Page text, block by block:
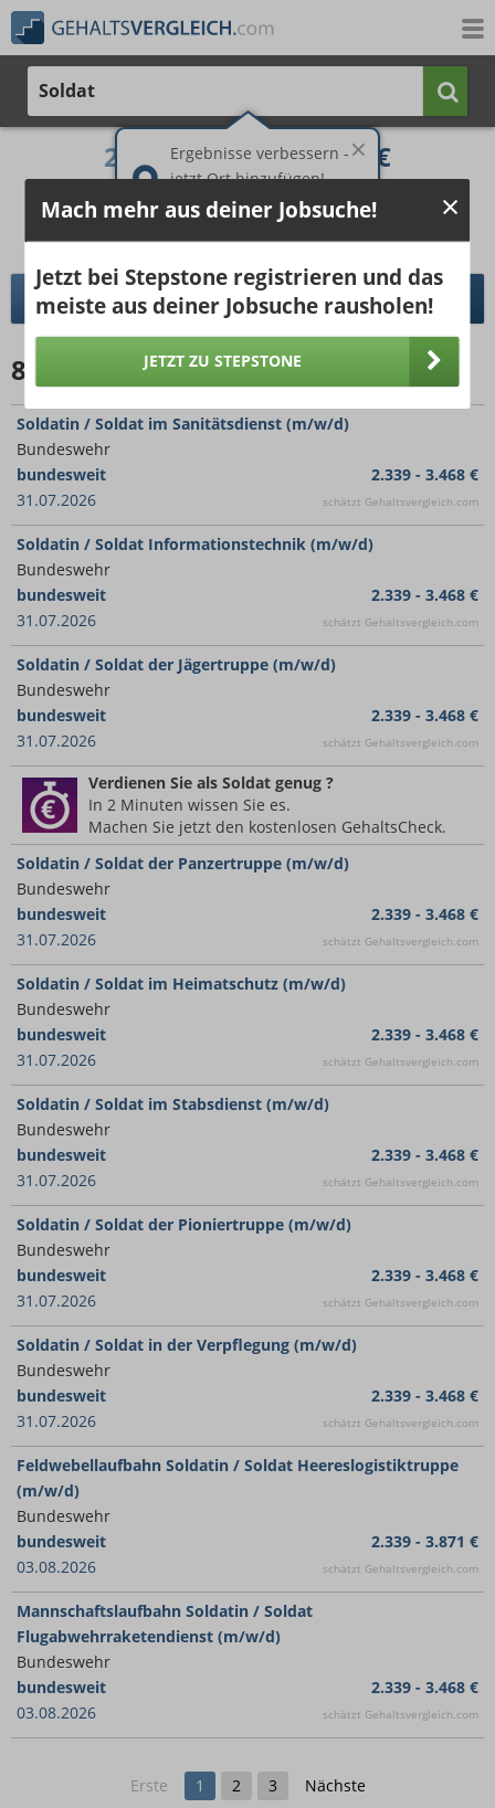
Ergebnisse verbessern -
jetzt Ort hinzufügen!
Soldat
2.279 € 4.352 €
Bruttogehalt bei 40 Wochenstunden.
DETAILLIERTER GEHALTSVERGLEICH
88 Jobangebotefür Soldat (15km)
Soldatin / Soldat im Sanitäts­dienst (m/w/d)
Bundeswehr
bundesweit
31.07.2026
2.339 - 3.468 €
schätzt Gehaltsvergleich.com
Soldatin / Soldat Informationstechnik (m/w/d)
Bundeswehr
bundesweit
31.07.2026
2.339 - 3.468 €
schätzt Gehaltsvergleich.com
Soldatin / Soldat der Jäger­truppe (m/w/d)
Bundeswehr
bundesweit
31.07.2026
2.339 - 3.468 €
schätzt Gehaltsvergleich.com
Verdienen Sie als Soldat genug ?
In 2 Minuten wissen Sie es.
Machen Sie jetzt den kostenlosen GehaltsCheck.
Soldatin / Soldat der Panzer­truppe (m/w/d)
Bundeswehr
bundesweit
31.07.2026
2.339 - 3.468 €
schätzt Gehaltsvergleich.com
Soldatin / Soldat im Heimatschutz (m/w/d)
Bundeswehr
bundesweit
31.07.2026
2.339 - 3.468 €
schätzt Gehaltsvergleich.com
Soldatin / Soldat im Stabsdienst (m/w/d)
Bundeswehr
bundesweit
31.07.2026
2.339 - 3.468 €
schätzt Gehaltsvergleich.com
Soldatin / Soldat der Pionier­truppe (m/w/d)
Bundeswehr
bundesweit
31.07.2026
2.339 - 3.468 €
schätzt Gehaltsvergleich.com
Soldatin / Soldat in der Ver­pfle­gung (m/w/d)
Bundeswehr
bundesweit
31.07.2026
2.339 - 3.468 €
schätzt Gehaltsvergleich.com
Feldwebellaufbahn Soldatin / Soldat Heereslogistiktruppe
(m/w/d)
Bundeswehr
bundesweit
03.08.2026
2.339 - 3.871 €
schätzt Gehaltsvergleich.com
Mannschaftslaufbahn Soldatin / Soldat
Flugabwehrraketendienst (m/w/d)
Bundeswehr
bundesweit
03.08.2026
2.339 - 3.468 €
schätzt Gehaltsvergleich.com
Erste 1 2 3 Nächste
Mach mehr aus deiner Jobsuche!
Jetzt bei Stepstone registrieren und das
meiste aus deiner Jobsuche rausholen!
JETZT ZU STEPSTONE